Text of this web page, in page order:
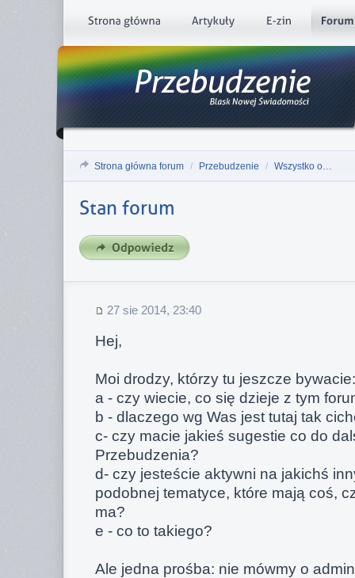
Strona główna forum / Przebudzenie / Wszystko o…
Stan forum
27 sie 2014, 23:40
Hej,
Moi drodzy, którzy tu jeszcze bywacie:
a - czy wiecie, co się dzieje z tym
b - dlaczego wg Was jest tutaj tak
c- czy macie jakieś sugestie co do
Przebudzenia?
d- czy jesteście aktywni na jakichś
podobnej tematyce, które mają coś,
ma?
e - co to takiego?
Ale jedna prośba: nie mówmy o